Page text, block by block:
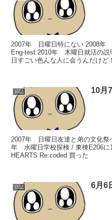
2007年 日曜日特にない 2008年
Eng-test 2010年 木曜日就活の説
日すごい色んな人に会うんだけ
日記 10月
2007年 日曜日友達と弟の文化
年 水曜日学校探検 / 東棟E206
HEARTS Re:coded 買った
日記 6月6